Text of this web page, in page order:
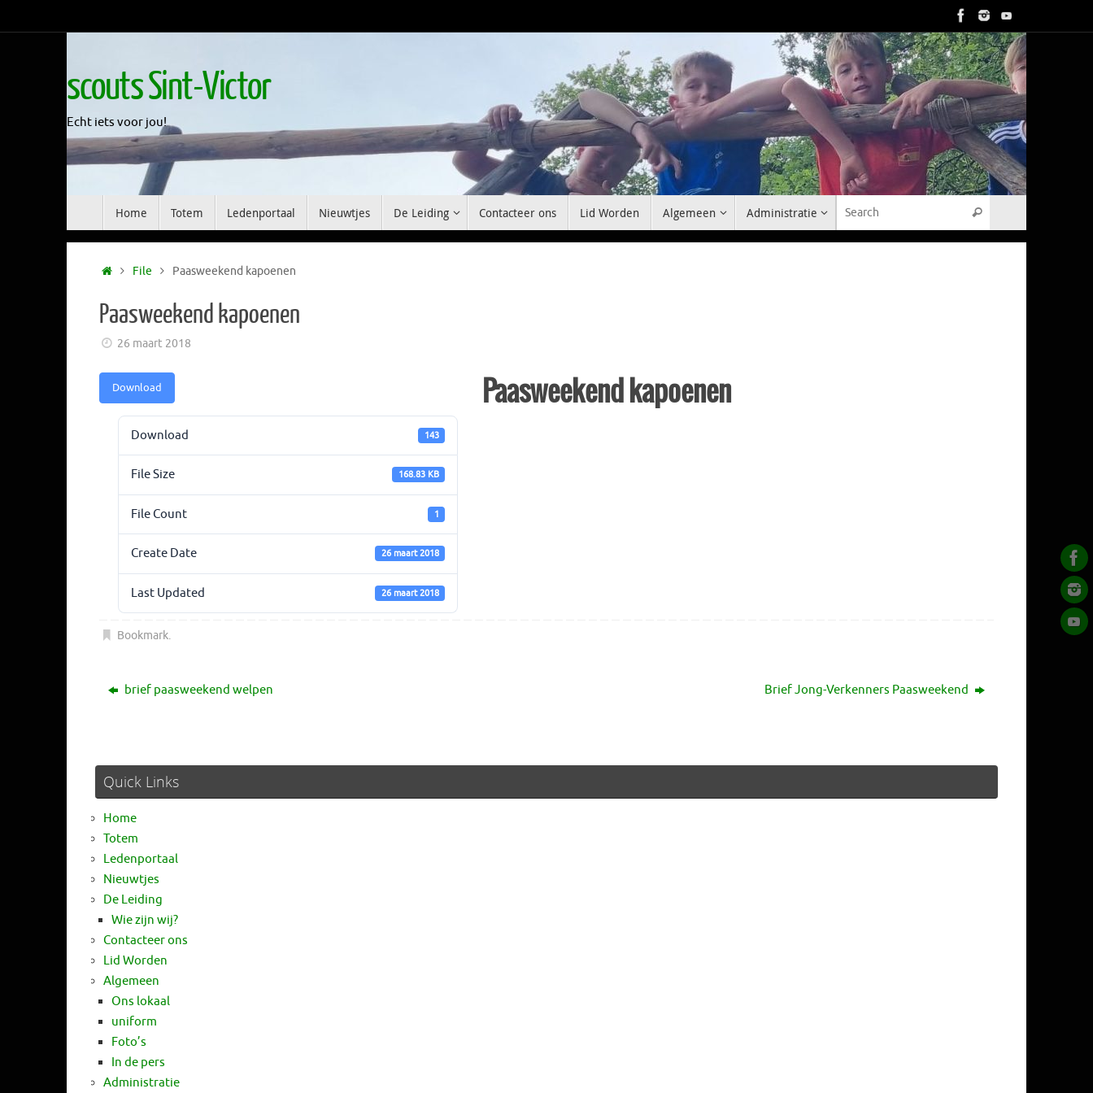
to
scouts Sint-Victor
Echt iets voor jou!
Home Totem Ledenportaal Nieuwtjes De Leiding Contacteer ons Lid Worden Algemeen Administratie Search
Home
File Paasweekend kapoenen
Paasweekend kapoenen
26 maart 2018
Download
Download 143
File Size 168.83 KB
File Count 1
Create Date 26 maart 2018
Last Updated 26 maart 2018
Paasweekend kapoenen
Bookmark.
brief paasweekend welpen Brief Jong-Verkenners Paasweekend
Quick Links
Home
Totem
Ledenportaal
Nieuwtjes
De Leiding
Wie zijn wij?
Contacteer ons
Lid Worden
Algemeen
Ons lokaal
uniform
Foto’s
In de pers
Administratie